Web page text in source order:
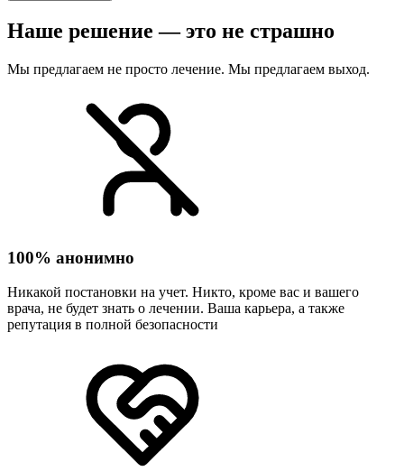
Наше решение — это не страшно
Мы предлагаем не просто лечение. Мы предлагаем выход.
100% анонимно
Никакой постановки на учет. Никто, кроме вас и вашего
врача, не будет знать о лечении. Ваша карьера, а также
репутация в полной безопасности